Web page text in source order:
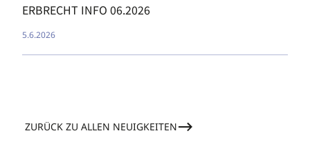
ERBRECHT INFO 06.2026
5.6.2026
ZURÜCK ZU ALLEN NEUIGKEITEN